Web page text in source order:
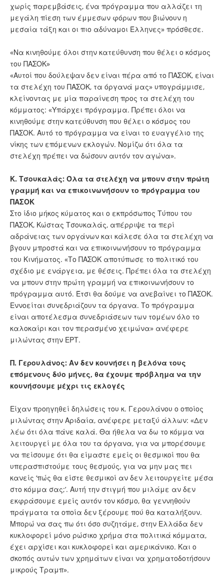
χωρίς παρεμβάσεις, ένα πρόγραμμα που αλλάζει τη
μεγάλη πίεση των έμμεσων φόρων που βιώνουν η
μεσαία τάξη και οι πιο αδύναμοι Έλληνες» πρόσθεσε.
«Να κινηθούμε όλοι στην κατεύθυνση που θέλει ο κόσμος
του ΠΑΣΟΚ»
«Αυτοί που δούλεψαν δεν είναι πέρα από το ΠΑΣΟΚ, είναι
τα στελέχη του ΠΑΣΟΚ, τα όργανά μας» υπογράμμισε,
κλείνοντας με μία παραίνεση προς τα στελέχη του
κόμματος: «Υπάρχει πρόγραμμα. Πρέπει όλοι να
κινηθούμε στην κατεύθυνση που θέλει ο κόσμος του
ΠΑΣΟΚ. Αυτό το πρόγραμμα να είναι το ευαγγέλιο της
νίκης των επόμενων εκλογών. Νομίζω ότι όλα τα
στελέχη πρέπει να δώσουν αυτόν τον αγώνα».
Κ. Τσουκαλάς: Όλα τα στελέχη να μπουν στην πρώτη
γραμμή και να επικοινωνήσουν το πρόγραμμα του
ΠΑΣΟΚ
Στο ίδιο μήκος κύματος και ο εκπρόσωπος Τύπου του
ΠΑΣΟΚ, Κώστας Τσουκαλάς, απέρριψε τα περί
αδράνειας των οργάνων και κάλεσε όλα τα στελέχη να
βγουν μπροστά και να επικοινωνήσουν το πρόγραμμα
του Κινήματος. «Το ΠΑΣΟΚ αποτύπωσε το πολιτικό του
σχέδιο με ενάργεια, με θέσεις. Πρέπει όλα τα στελέχη
να μπουν στην πρώτη γραμμή να επικοινωνήσουν το
πρόγραμμα αυτό. Έτσι θα δούμε να ανεβαίνει το ΠΑΣΟΚ.
Εννοείται συνεδριάζουν τα όργανα. Το πρόγραμμα
είναι αποτέλεσμα συνεδριάσεων των τομέων όλο το
καλοκαίρι και τον περασμένο χειμώνα» ανέφερε
μιλώντας στην ΕΡΤ.
Π. Γερουλάνος: Αν δεν κουνήσει η βελόνα τους
επόμενους δύο μήνες, θα έχουμε πρόβλημα να την
κουνήσουμε μέχρι τις εκλογές
Είχαν προηγηθεί δηλώσεις του κ. Γερουλάνου ο οποίος
μιλώντας στην Αριδαία, ανέφερε μεταξύ άλλων: «Δεν
λέω ότι όλα πάνε καλά. Θα ήθελα να δω το κόμμα να
λειτουργεί με όλα του τα όργανα, για να μπορέσουμε
να πείσουμε ότι θα είμαστε εμείς οι θεσμικοί που θα
υπερασπιστούμε τους θεσμούς, για να μην μας πει
κανείς ‘πώς θα είστε θεσμικοί αν δεν λειτουργείτε μέσα
στο κόμμα σας;’. Αυτή την στιγμή που μιλάμε αν δεν
εκφράσουμε εμείς αυτόν τον κόσμο, θα γεννηθούν
πράγματα τα οποία δεν ξέρουμε πού θα καταλήξουν.
Μπορώ να σας πω ότι όσο συζητάμε, στην Ελλάδα δεν
κυκλοφορεί μόνο ρώσικο χρήμα στα πολιτικά κόμματα,
έχει αρχίσει και κυκλοφορεί και αμερικάνικο. Και ο
σκοπός αυτών των χρημάτων είναι να χρηματοδοτήσουν
μικρούς Τραμπ».